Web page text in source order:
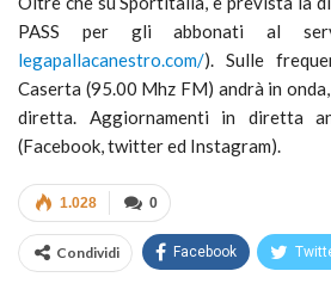
PASS per gli abbonati al
legapallacanestro.com/). Sulle
Caserta (95.00 Mhz FM) andrà in
diretta. Aggiornamenti in diretta
(Facebook, twitter ed Instagram).
0
1.028
Condividi Facebook